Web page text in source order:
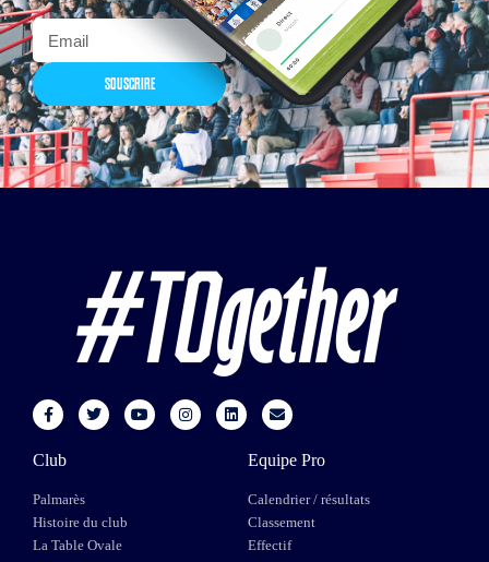
SOUSCRIRE
Club
Palmarès
Histoire du club
La Table Ovale
Equipe Pro
Calendrier / résultats
Classement
Effectif